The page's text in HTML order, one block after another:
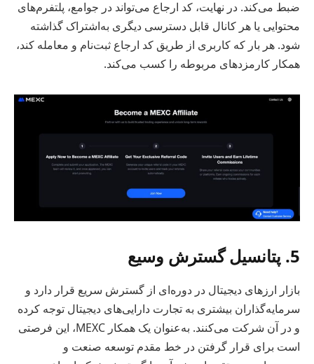
ضبط می‌کند. در نهایت، کد ارجاع می‌تواند در جوامع، پلتفرم‌های
محتوایی یا هر کانال قابل دسترسی دیگری به‌اشتراک گذاشته
شود. هر بار که کاربری از طریق کد ارجاع ثبت‌نام و معامله کند،
همکار کارمزدهای مربوطه را کسب می‌کند.
5. پتانسیل گسترش وسیع
بازار ارزهای دیجیتال در دوره‌ای از گسترش سریع قرار دارد و
سرمایه‌گذاران بیشتری به تجارت دارایی‌های دیجیتال توجه کرده
و در آن شرکت می‌کنند. به‌عنوان یک همکار MEXC، این فرصتی
است برای قرار گرفتن در خط مقدم توسعه صنعت و